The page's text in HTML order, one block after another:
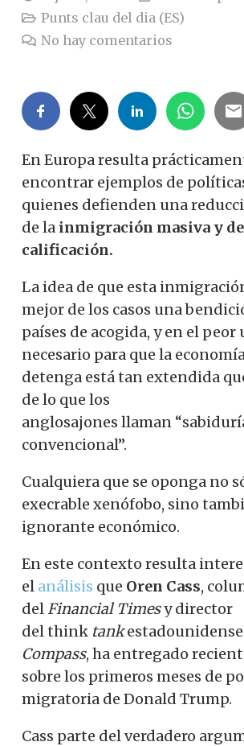
Punts clau del dia (ES)
No hay comentarios
En Europa resulta
encontrar ejemplos de
quienes defienden una
de la inmigración masiva y
calificación.
La idea de que esta
mejor de los casos una
países de acogida, y en el peor
necesario para que la
detenga está tan extendida
de lo que los
anglosajones llaman
convencional”.
Cualquiera que se oponga no
execrable xenófobo, sino
ignorante económico.
En este contexto resulta
el análisis que Oren Cass,
del Financial Timesy director
delthink tankestadounidense
Compass, ha entregado
sobre los primeros meses de
migratoria de Donald Trump.
Cass parte del verdadero